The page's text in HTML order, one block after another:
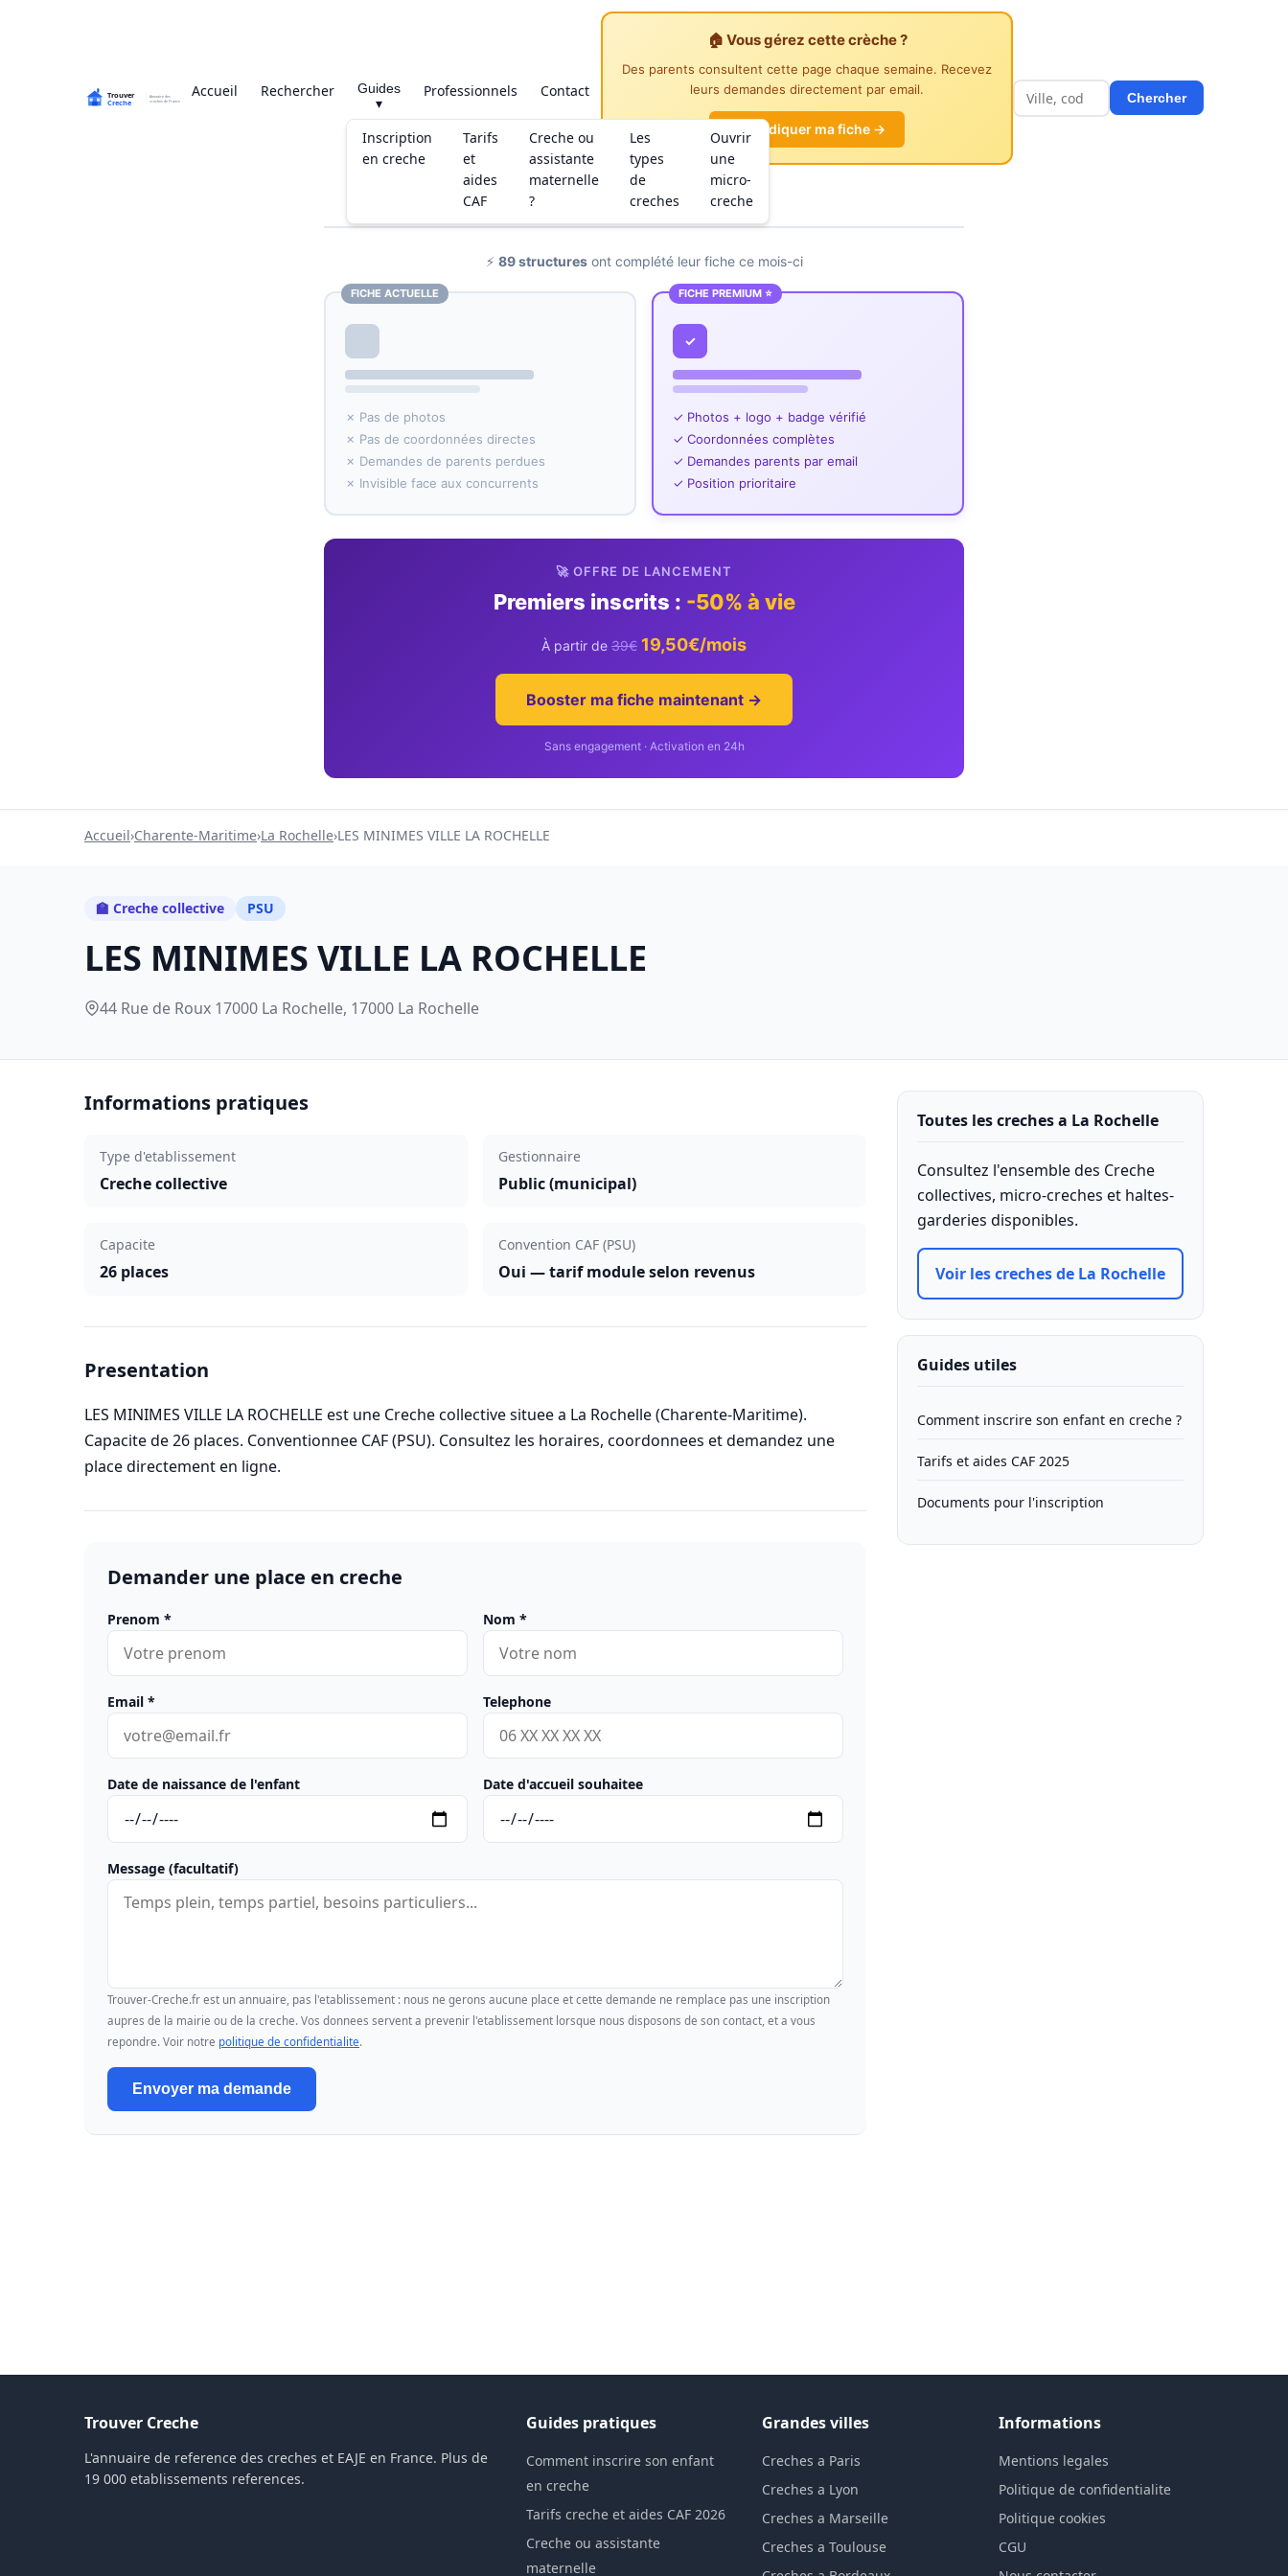
Accueil Rechercher
Guides
▾
Inscription
en creche
Tarifs
et
aides
CAF
Creche ou
assistante
maternelle
?
Les
types
de
creches
Ouvrir
une
micro-
creche
Professionnels Contact
🏠 Vous gérez cette crèche ?
Des parents consultent cette page chaque semaine. Recevez
leurs demandes directement par email.
Revendiquer ma fiche →
Chercher
⚡ 89 structuresont complété leur fiche ce mois-ci
FICHE ACTUELLE
✗ Pas de photos
✗ Pas de coordonnées directes
✗ Demandes de parents perdues
✗ Invisible face aux concurrents
FICHE PREMIUM ⭐
✓
✓ Photos + logo + badge vérifié
✓ Coordonnées complètes
✓ Demandes parents par email
✓ Position prioritaire
🚀 OFFRE DE LANCEMENT
Premiers inscrits : -50% à vie
À partir de 39€ 19,50€/mois
Booster ma fiche maintenant →
Sans engagement · Activation en 24h
Accueil›Charente-Maritime›La Rochelle›LES MINIMES VILLE LA ROCHELLE
🏫 Creche collective PSU
LES MINIMES VILLE LA ROCHELLE
44 Rue de Roux 17000 La Rochelle, 17000 La Rochelle
Informations pratiques
Type d'etablissement
Creche collective
Gestionnaire
Public (municipal)
Capacite
26 places
Convention CAF (PSU)
Oui — tarif module selon revenus
Presentation
LES MINIMES VILLE LA ROCHELLE est une Creche collective situee a La Rochelle (Charente-Maritime).
Capacite de 26 places. Conventionnee CAF (PSU). Consultez les horaires, coordonnees et demandez une
place directement en ligne.
Demander une place en creche
Prenom * Nom *
Email * Telephone
Date de naissance de l'enfant Date d'accueil souhaitee
Message (facultatif)
Trouver-Creche.fr est un annuaire, pas l'etablissement : nous ne gerons aucune place et cette demande ne remplace pas une inscription
aupres de la mairie ou de la creche. Vos donnees servent a prevenir l'etablissement lorsque nous disposons de son contact, et a vous
repondre. Voir notre politique de confidentialite.
Envoyer ma demande
Toutes les creches a La Rochelle
Consultez l'ensemble des Creche
collectives, micro-creches et haltes-
garderies disponibles.
Voir les creches de La Rochelle
Guides utiles
Comment inscrire son enfant en creche ?
Tarifs et aides CAF 2025
Documents pour l'inscription
Trouver Creche
L'annuaire de reference des creches et EAJE en France. Plus de
19 000 etablissements references.
Guides pratiques
Comment inscrire son enfant
en creche
Tarifs creche et aides CAF 2026
Creche ou assistante
maternelle
Grandes villes
Creches a Paris
Creches a Lyon
Creches a Marseille
Creches a Toulouse
Informations
Mentions legales
Politique de confidentialite
Politique cookies
CGU